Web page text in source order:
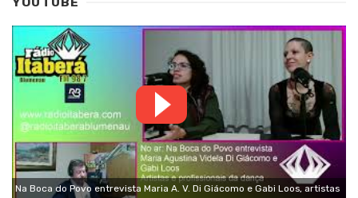
Na Boca do Povo entrevista Maria A. V. Di Giácomo e Gabi Loos, artistas